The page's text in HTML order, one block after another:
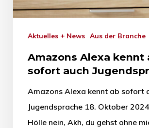
Aktuelles + News Aus der Branche
Amazons Alexa kennt
sofort auch
Amazons Alexa kennt ab sofort
Jugendsprache 18. Oktober
Hölle nein, Akh, du gehst ohne